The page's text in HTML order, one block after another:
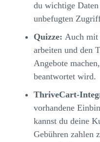
du wichtige
unbefugten
Quizze: Auch mit
arbeiten und den
Angebote
beantwortet wird.
ThriveCart-
vorhandene
kannst du deine
Gebühren zahlen